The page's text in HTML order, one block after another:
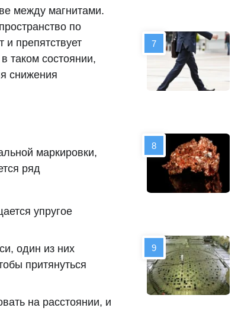
между магнитами.
по
и препятствует
таком состоянии,
снижения
маркировки,
ряд
упругое
один из них
притянуться
на расстоянии, и